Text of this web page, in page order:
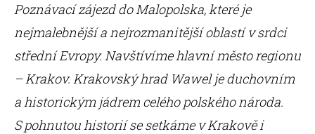
Poznávací zájezd do Malopolska, které je
nejmalebnější a nejrozmanitější oblastí v srdci
střední Evropy. Navštívíme hlavní město regionu
– Krakov. Krakovský hrad Wawel je duchovním
a historickým jádrem celého polského národa.
S pohnutou historií se setkáme v Krakově i